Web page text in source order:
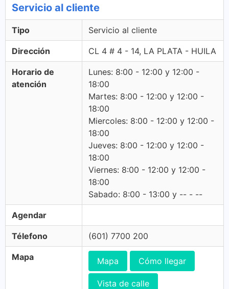
Servicio al cliente
Tipo Servicio al cliente
Dirección CL 4 # 4 - 14, LA PLATA - HUILA
Horario de
atención
Lunes: 8:00 - 12:00 y 12:00 -
18:00
Martes: 8:00 - 12:00 y 12:00 -
18:00
Miercoles: 8:00 - 12:00 y 12:00 -
18:00
Jueves: 8:00 - 12:00 y 12:00 -
18:00
Viernes: 8:00 - 12:00 y 12:00 -
18:00
Sabado: 8:00 - 13:00 y -- - --
Agendar
Télefono (601) 7700 200
Mapa Mapa Cómo llegar
Vista de calle